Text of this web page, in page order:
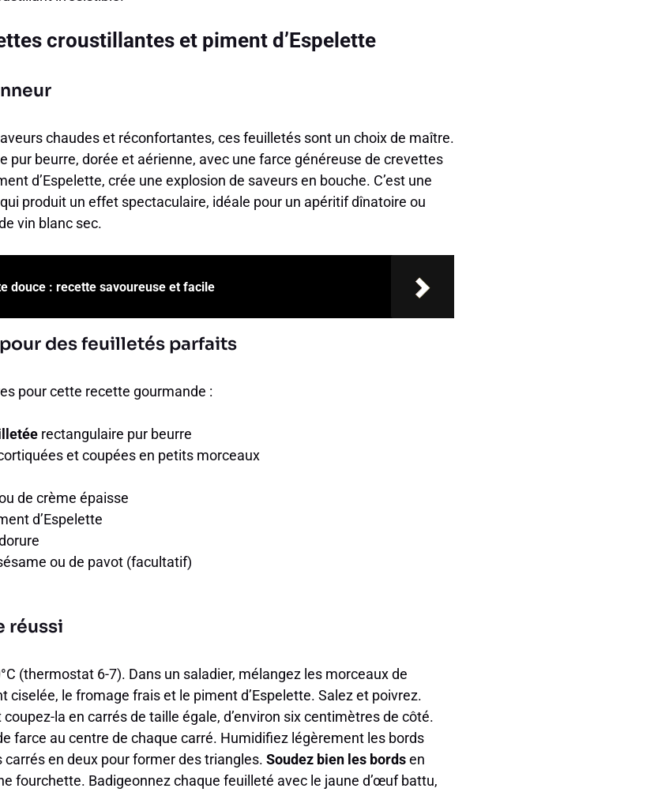
croustillantes et piment d’Espelette
chaudes et réconfortantes, ces feuilletés sont un choix de maître.
pur beurre, dorée et aérienne, avec une farce généreuse de crevettes
d’Espelette, crée une explosion de saveurs en bouche. C’est une
produit un effet spectaculaire, idéale pour un apéritif dînatoire ou
vin blanc sec.
douce : recette savoureuse et facile
des feuilletés parfaits
pour cette recette gourmande :
rectangulaire pur beurre
et coupées en petits morceaux
de crème épaisse
d’Espelette
ou de pavot (facultatif)
réussi
(thermostat 6-7). Dans un saladier, mélangez les morceaux de
ciselée, le fromage frais et le piment d’Espelette. Salez et poivrez.
la en carrés de taille égale, d’environ six centimètres de côté.
farce au centre de chaque carré. Humidifiez légèrement les bords
carrés en deux pour former des triangles. Soudez bien les bordsen
fourchette. Badigeonnez chaque feuilleté avec le jaune d’œuf battu,